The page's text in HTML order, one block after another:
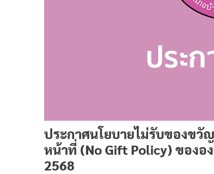
ประกาศนโยบายไม่รับของข
หน้าที่ (No Gift Policy) ของอ
2568